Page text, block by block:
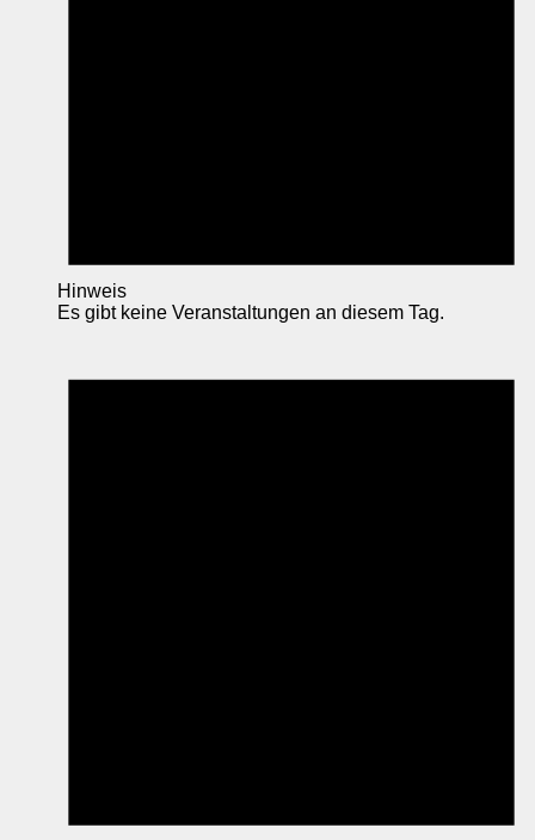
Hinweis
Es gibt keine Veranstaltungen an diesem Tag.